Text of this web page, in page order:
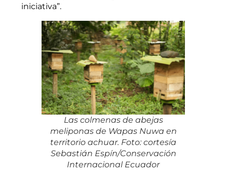
iniciativa”.
Las colmenas de abejas
meliponas de Wapas Nuwa en
territorio achuar. Foto: cortesía
Sebastián Espín/Conservación
Internacional Ecuador